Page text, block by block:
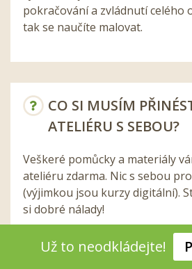
Už to neodkládejte!
pokračování a zvládnutí celého
tak se naučíte malovat.
CO SI MUSÍM
ATELIÉRU S SEBOU?
Veškeré pomůcky a materiály
ateliéru zdarma. Nic s sebou
(výjimkou jsou kurzy digitální).
si dobré nálady!